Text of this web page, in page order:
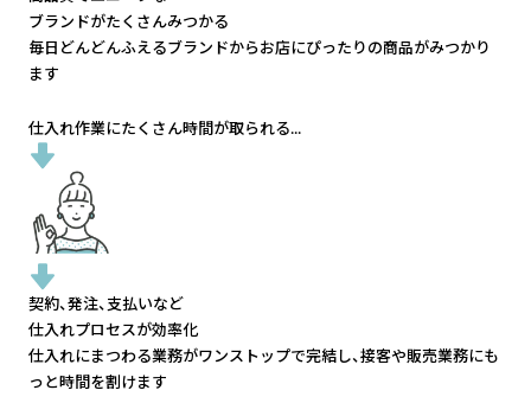
ブランドがたくさんみつかる
毎日どんどんふえるブランドからお店にぴったりの商品がみつかり
ます
仕入れ作業にたくさん時間が取られる...
契約、発注、支払いなど
仕入れプロセスが効率化
仕入れにまつわる業務がワンストップで完結し、接客や販売業務にも
っと時間を割けます